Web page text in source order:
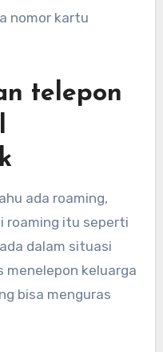
nomor kartu
telepon
ada roaming,
roaming itu seperti
dalam situasi
menelepon keluarga
bisa menguras